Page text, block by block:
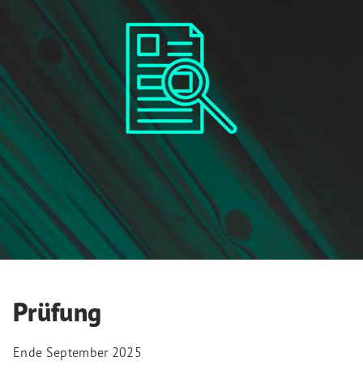
Prüfung
Ende September 2025